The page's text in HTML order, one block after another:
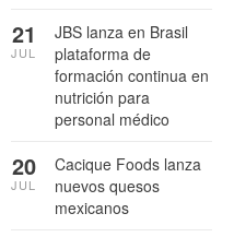
JBS lanza en Brasil
plataforma de
formación continua en
nutrición para
personal médico
21
JUL
Cacique Foods lanza
nuevos quesos
mexicanos
20
JUL